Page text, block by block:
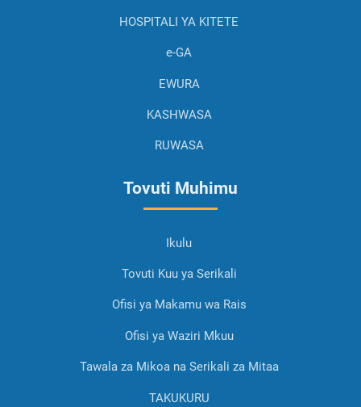
HOSPITALI YA KITETE
e-GA
EWURA
KASHWASA
RUWASA
Tovuti Muhimu
Ikulu
Tovuti Kuu ya Serikali
Ofisi ya Makamu wa Rais
Ofisi ya Waziri Mkuu
Tawala za Mikoa na Serikali za Mitaa
TAKUKURU